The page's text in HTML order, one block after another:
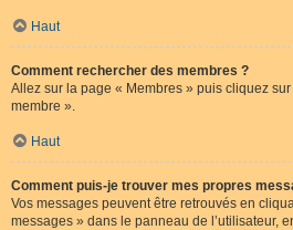
Haut
Comment rechercher des membres ?
Allez sur la page « Membres » puis cliquez
membre ».
Haut
Comment puis-je trouver mes propres
Vos messages peuvent être retrouvés en
messages » dans le panneau de l’utilisateur,